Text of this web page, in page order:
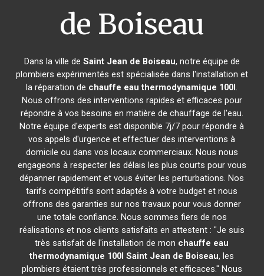
de Boiseau
Dans la ville de Saint Jean de Boiseau, notre équipe de
plombiers expérimentés est spécialisée dans l'installation et
la réparation de chauffe eau thermodynamique 100l.
Nous offrons des interventions rapides et efficaces pour
répondre à vos besoins en matière de chauffage de l'eau.
Notre équipe d'experts est disponible 7j/7 pour répondre à
vos appels d'urgence et effectuer des interventions à
domicile ou dans vos locaux commerciaux. Nous nous
engageons à respecter les délais les plus courts pour vous
dépanner rapidement et vous éviter les perturbations. Nos
tarifs compétitifs sont adaptés à votre budget et nous
offrons des garanties sur nos travaux pour vous donner
une totale confiance. Nous sommes fiers de nos
réalisations et nos clients satisfaits en attestent : "Je suis
très satisfait de l'installation de mon chauffe eau
thermodynamique 100l Saint Jean de Boiseau, les
plombiers étaient très professionnels et efficaces." Nous